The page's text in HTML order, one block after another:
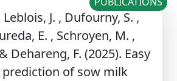
J. , Dufourny, S. ,
E. , Schroyen, M. ,
Dehareng, F. (2025). Easy
prediction of sow milk